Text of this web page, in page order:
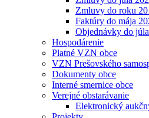
Zmluvy do roku
Faktúry do mája
Objednávky do
Hospodárenie
Platné VZN obce
VZN Prešovského
Dokumenty obce
Interné smernice obce
Verejné obstarávanie
Elektronický